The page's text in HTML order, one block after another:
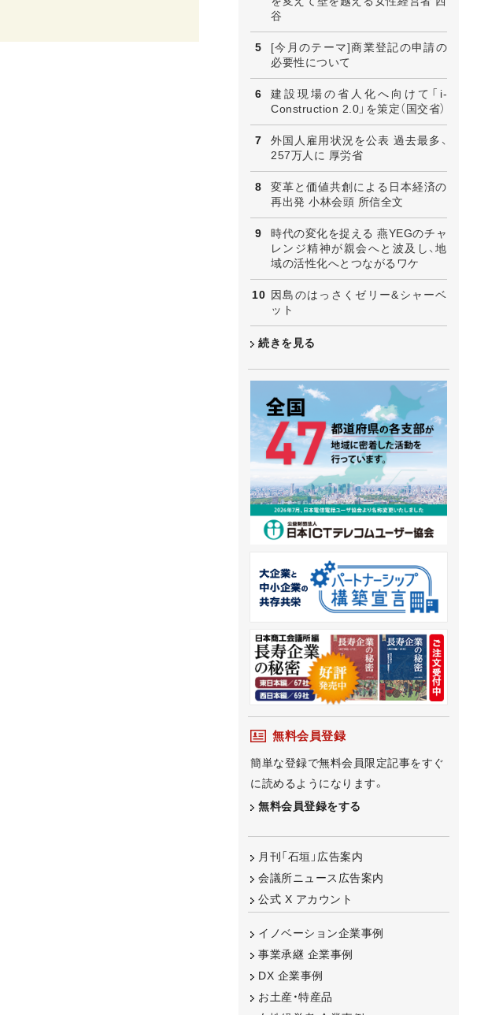
谷
[今月のテーマ]商業登記の申請の
必要性について
建設現場の省人化へ向けて「i-
Construction 2.0」を策定（国交省）
外国人雇用状況を公表 過去最多、
257万人に 厚労省
変革と価値共創による日本経済の
再出発 小林会頭 所信全文
時代の変化を捉える 燕YEGのチャ
レンジ精神が親会へと波及し、地
域の活性化へとつながるワケ
因島のはっさくゼリー&シャーベ
ット
続きを見る
無料会員登録
簡単な登録で無料会員限定記事をすぐ
に読めるようになります。
無料会員登録をする
月刊「石垣」広告案内
会議所ニュース広告案内
公式 X アカウント
イノベーション企業事例
事業承継 企業事例
DX 企業事例
お土産・特産品